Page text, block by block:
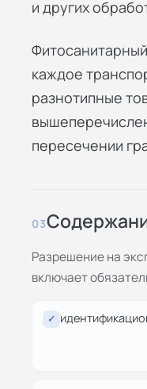
и других
каждое
разнотипные
пересечении
03
Разрешение на
включает
✓